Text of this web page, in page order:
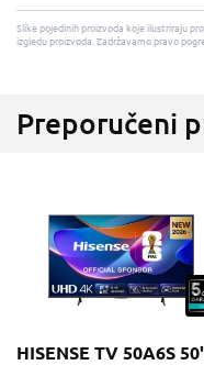
Slike pojedinih proizvoda koje ilustriraju
izgledu proizvoda. Zadržavamo pravo
Preporučeni
HISENSE TV 50A6S